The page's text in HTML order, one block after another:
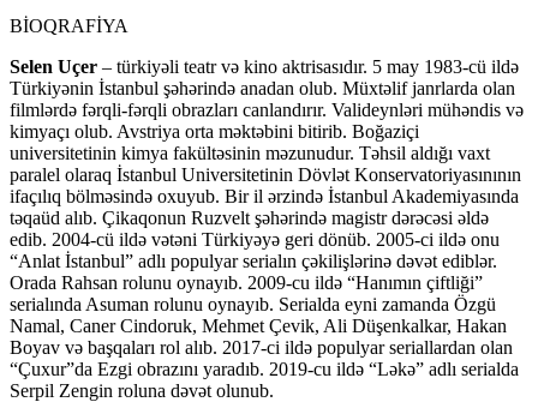
BİOQRAFİYA
Selen Uçer – türkiyəli teatr və kino aktrisasıdır. 5 may 1983-cü ildə
Türkiyənin İstanbul şəhərində anadan olub. Müxtəlif janrlarda olan
filmlərdə fərqli-fərqli obrazları canlandırır. Valideynləri mühəndis və
kimyaçı olub. Avstriya orta məktəbini bitirib. Boğaziçi
universitetinin kimya fakültəsinin məzunudur. Təhsil aldığı vaxt
paralel olaraq İstanbul Universitetinin Dövlət Konservatoriyasınının
ifaçılıq bölməsində oxuyub. Bir il ərzində İstanbul Akademiyasında
təqaüd alıb. Çikaqonun Ruzvelt şəhərində magistr dərəcəsi əldə
edib. 2004-cü ildə vətəni Türkiyəyə geri dönüb. 2005-ci ildə onu
“Anlat İstanbul” adlı populyar serialın çəkilişlərinə dəvət ediblər.
Orada Rahsan rolunu oynayıb. 2009-cu ildə “Hanımın çiftliği”
serialında Asuman rolunu oynayıb. Serialda eyni zamanda Özgü
Namal, Caner Cindoruk, Mehmet Çevik, Ali Düşenkalkar, Hakan
Boyav və başqaları rol alıb. 2017-ci ildə populyar seriallardan olan
“Çuxur”da Ezgi obrazını yaradıb. 2019-cu ildə “Ləkə” adlı serialda
Serpil Zengin roluna dəvət olunub.